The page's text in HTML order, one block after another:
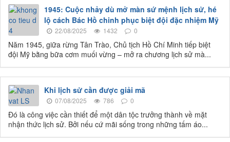
1945: Cuộc nhảy dù mở màn sứ mệnh lịch sử, hé
lộ cách Bác Hồ chinh phục biệt đội đặc nhiệm Mỹ
22/08/2025 1432 0
Năm 1945, giữa rừng Tân Trào, Chủ tịch Hồ Chí Minh tiếp biệt
đội Mỹ bằng bữa cơm muối vừng – mở ra chương lịch sử mà...
Khi lịch sử cần được giải mã
07/08/2025 786 0
Đó là công việc cần thiết để một dân tộc trưởng thành về mặt
nhận thức lịch sử. Bởi nếu cứ mãi sống trong những tấm áo...